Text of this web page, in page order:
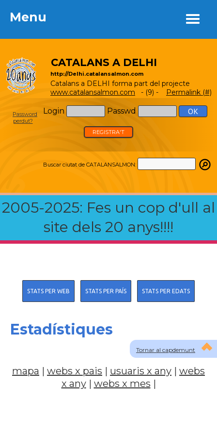
Menu
CATALANS A DELHI
http://Delhi.catalansalmon.com
Catalans a DELHI forma part del projecte
www.catalansalmon.com - (9) - Permalink (#)
Login Passwd
Password
perdut?
REGISTRA'T
Buscar ciutat de CATALANSALMON:
2005-2025: Fes un cop d'ull al
site dels 20 anys!!!!
Menu
Tornar al capdemunt
STATS PER WEB STATS PER PAÍS STATS PER EDATS
Estadístiques
mapa | webs x pais | usuaris x any | webs
x any| webs x mes |